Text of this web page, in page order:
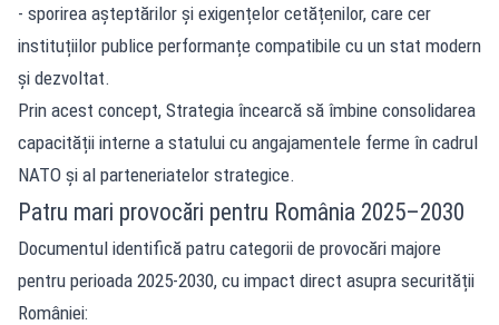
- sporirea așteptărilor și exigențelor cetățenilor, care cer
instituțiilor publice performanțe compatibile cu un stat modern
și dezvoltat.
Prin acest concept, Strategia încearcă să îmbine consolidarea
capacității interne a statului cu angajamentele ferme în cadrul
NATO și al parteneriatelor strategice.
Patru mari provocări pentru România 2025–2030
Documentul identifică patru categorii de provocări majore
pentru perioada 2025-2030, cu impact direct asupra securității
României: